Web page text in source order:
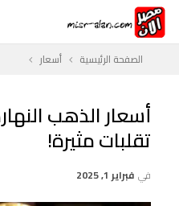
الصفحة الرئيسية أسعار
أسعار الذهب
تقلبات مثيرة!
في فبراير 1, 2025